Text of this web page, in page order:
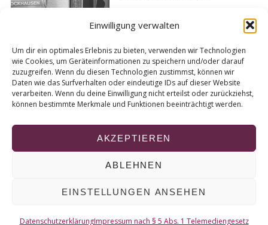
Einwilligung verwalten
Um dir ein optimales Erlebnis zu bieten, verwenden wir Technologien
wie Cookies, um Geräteinformationen zu speichern und/oder darauf
zuzugreifen. Wenn du diesen Technologien zustimmst, können wir
Daten wie das Surfverhalten oder eindeutige IDs auf dieser Website
verarbeiten. Wenn du deine Einwilligung nicht erteilst oder zurückziehst,
können bestimmte Merkmale und Funktionen beeinträchtigt werden.
AKZEPTIEREN
ABLEHNEN
EINSTELLUNGEN ANSEHEN
DatenschutzerklärungImpressum nach § 5 Abs. 1 Telemediengesetz
Kurier: Neuer Verbund
will wertvolle Bücher
schützen
f